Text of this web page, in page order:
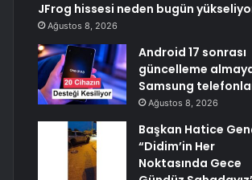
JFrog hissesi neden bugün
Ağustos 8, 2026
Android 17 sonrası
güncelleme
Samsung
Ağustos 8, 2026
Başkan Hatice
“Didim’in Her
Noktasında Gece